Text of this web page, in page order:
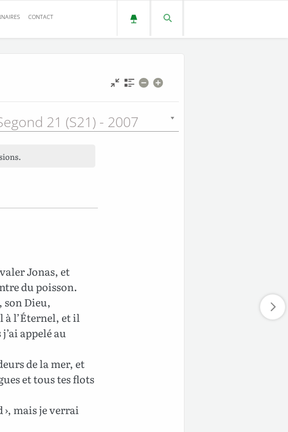
CONTACT
21 (S21) - 2007
Jonas, et
du poisson.
son Dieu,
à l’Éternel, et il
appelé au
de la mer, et
et tous tes flots
›, mais je verrai